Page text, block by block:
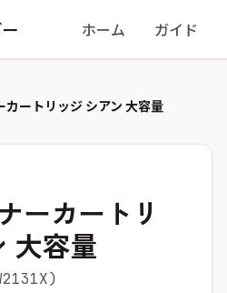
ホーム ガイド
カートリッジ シアン 大容量
ーカートリ
大容量